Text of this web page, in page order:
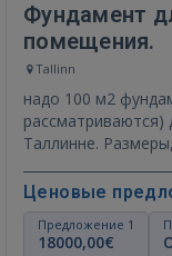
Фундамент
помещения.
Tallinn
надо 100 м2
Таллинне.
Ценовые
Предложение 1
18000,00€